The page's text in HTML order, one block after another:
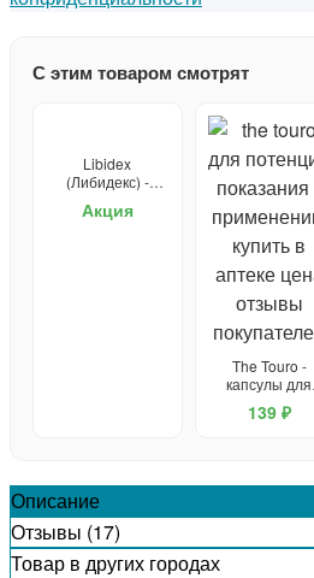
С этим товаром смотрят
Libidex
(Либидекс) -
простатита и для
Акция
The Touro -
капсулы для
потенции
139 ₽
Описание
Отзывы (17)
Товар в других городах